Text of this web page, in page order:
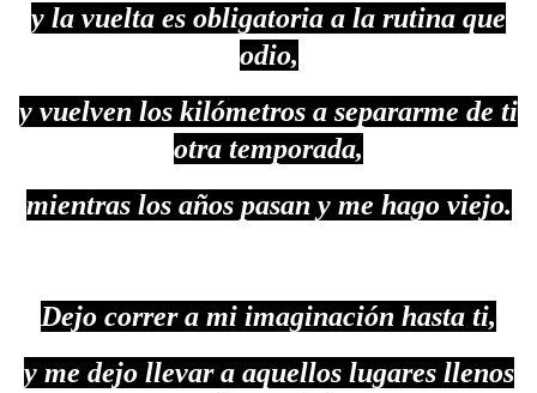
y la vuelta es obligatoria a la rutina que
odio,
y vuelven los kilómetros a separarme de ti
otra temporada,
mientras los años pasan y me hago viejo.
Dejo correr a mi imaginación hasta ti,
y me dejo llevar a aquellos lugares llenos